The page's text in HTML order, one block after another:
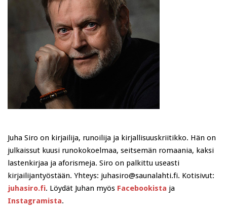
Juha Siro on kirjailija, runoilija ja kirjallisuuskriitikko. Hän on
julkaissut kuusi runokokoelmaa, seitsemän romaania, kaksi
lastenkirjaa ja aforismeja. Siro on palkittu useasti
kirjailijantyöstään. Yhteys: juhasiro@saunalahti.fi. Kotisivut:
juhasiro.fi. Löydät Juhan myös Facebookista ja
Instagramista.